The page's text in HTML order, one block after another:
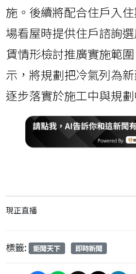
施。後續將配合住戶入
場看屋時提供住戶諮詢
賃情形檢討推廣實施範
示，將規劃把冷氣列為新
逐步落實於施工中與規劃
現正直播
標籤: 鉅聞天下 即時新聞